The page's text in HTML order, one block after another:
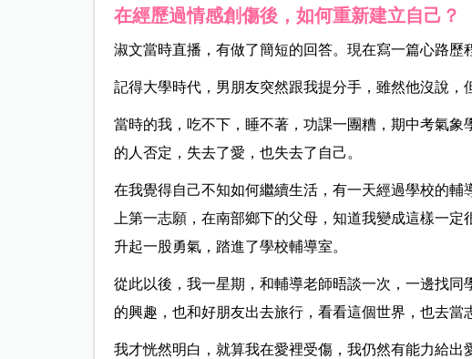
在經歷過情感創傷後，如何重新建立自己？
淑文當時直播，有做了簡短的回答。現在寫一篇心路歷
記得大學時代，男朋友突然跟我提分手，雖然他沒說，
當時的我，吃不下，睡不著，功課一團糟，期中考氣象
的人否定，失去了愛，也失去了自己。
在我覺得自己不知如何繼續生活，有一天經過學校的
上第一志願，在南部鄉下的父母，知道我變成這樣一
升起一股勇氣，踏進了學校輔導室。
從此以後，我一星期，和輔導老師晤談一次，一邊找
的興趣，也和好朋友出去旅行，看看這個世界，也去當
我才恍然明白，就算我在愛裡受傷，我仍然有能力給